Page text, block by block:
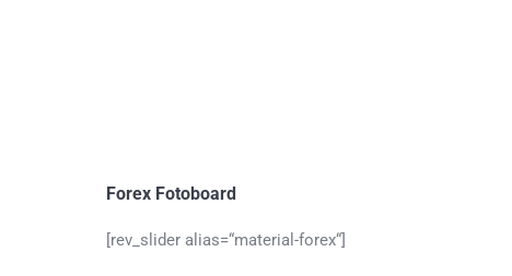
Forex Fotoboard
[rev_slider alias=“material-forex“]